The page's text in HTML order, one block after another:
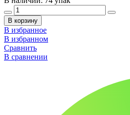
В корзину
В избранное
В избранном
Сравнить
В сравнении